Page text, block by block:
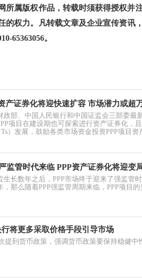
属版权作品，转载时须获得授权并
的权力。凡转载文章及企业宣传资讯
65363056。
产证券化将迎快速扩容 市场潜力或超
政部、中国人民银行和中国证监会三部委最
项目在建设期也可探索进行资产证券化，
）发展，鼓励各类市场资金投资PPP项目资
监管时代来临 PPP资产证券化将迎变
生长数年之后，PPP市场终于迎来了强监管
，那么随着PPP强监管周期来临，PPP项目
将更多采取价格手段引导市场
提到货币政策，强调货币政策要保持稳健